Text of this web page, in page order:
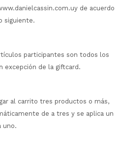
de acuerdo
siguiente.
participantes son todos los
excepción de la giftcard.
al carrito tres productos o más,
de a tres y se aplica un
uno.